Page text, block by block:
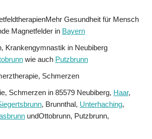
Gesundheit für Mensch
Magnetfelder in Bayern
Krankengymnastik in Neubiberg
wie auch Putzbrunn
Schmerzen
Schmerzen in 85579 Neubiberg, Haar,
, Brunnthal, Unterhaching,
undOttobrunn, Putzbrunn,